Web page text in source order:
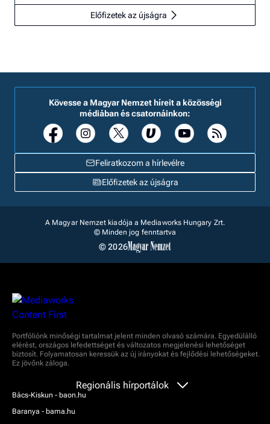
Előfizetek az újságra
Feliratkozom a hírlevélre
Kövesse a Magyar Nemzet híreit a közösségi
médiában és csatornáinkon:
Előfizetek az újságra
A Magyar Nemzet kiadója a Mediaworks Hungary Zrt.
© Minden jog fenntartva
© 2026
Portfóliónk minőségi tartalmat jelent minden olvasó számára. Egyedülálló
elérést, országos lefedettséget és változatos megjelenési lehetőséget
biztosít. Folyamatosan keressük az új irányokat és fejlődési lehetőségeket.
Ez jövőnk záloga.
Regionális hírportálok
Bács-Kiskun - baon.hu
Baranya - bama.hu